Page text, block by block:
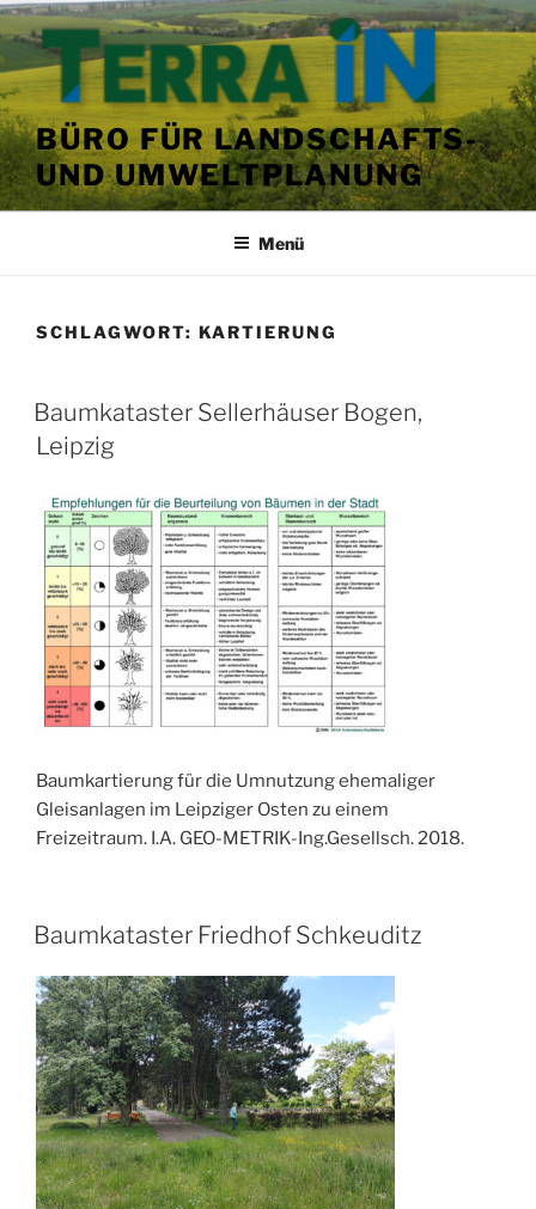
Zum
Inhalt
springen
BÜRO FÜR LANDSCHAFTS-
UND UMWELTPLANUNG
Menü
SCHLAGWORT: KARTIERUNG
VERÖFFENTLICHT
AM
Baumkataster Sellerhäuser Bogen,
Leipzig
Baumkartierung für die Umnutzung ehemaliger
Gleisanlagen im Leipziger Osten zu einem
Freizeitraum. I.A. GEO-METRIK-Ing.Gesellsch. 2018.
VERÖFFENTLICHT
AM
Baumkataster Friedhof Schkeuditz